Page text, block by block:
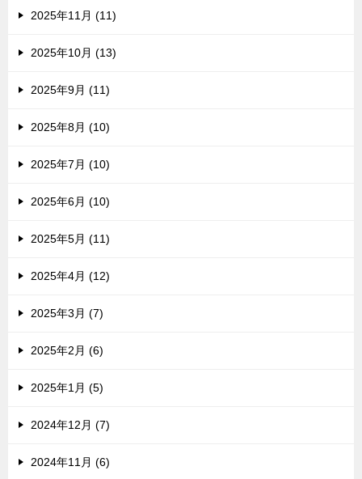
2025年11月 (11)
2025年10月 (13)
2025年9月 (11)
2025年8月 (10)
2025年7月 (10)
2025年6月 (10)
2025年5月 (11)
2025年4月 (12)
2025年3月 (7)
2025年2月 (6)
2025年1月 (5)
2024年12月 (7)
2024年11月 (6)